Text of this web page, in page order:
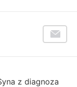
z diagnoza